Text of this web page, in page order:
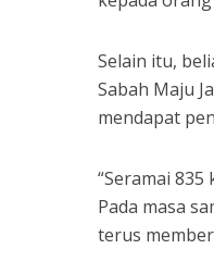
Selain itu,
Sabah Maju
mendapat
“Seramai
Pada masa
terus